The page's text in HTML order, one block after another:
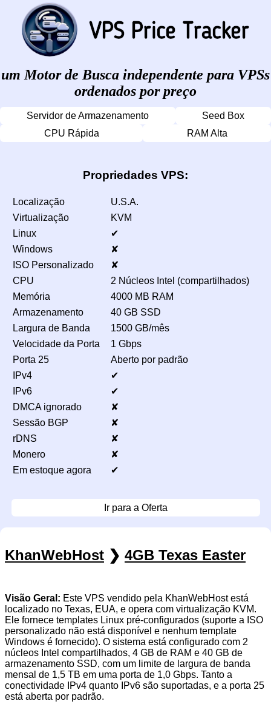
um Motor de Busca independente para VPSs
ordenados por preço
Servidor de Armazenamento
Seed Box
CPU Rápida
RAM Alta
Propriedades VPS:
Localização
U.S.A.
Virtualização
KVM
Linux
✔
Windows
✘
ISO Personalizado
✘
CPU
2 Núcleos Intel (compartilhados)
Memória
4000 MB RAM
Armazenamento
40 GB SSD
Largura de Banda
1500 GB/mês
Velocidade da Porta
1 Gbps
Porta 25
Aberto por padrão
IPv4
✔
IPv6
✔
DMCA ignorado
✘
Sessão BGP
✘
rDNS
✘
Monero
✘
Em estoque agora
✔
Ir para a Oferta
KhanWebHost ❯ 4GB Texas Easter
Visão Geral: Este VPS vendido pela KhanWebHost está
localizado no Texas, EUA, e opera com virtualização KVM.
Ele fornece templates Linux pré-configurados (suporte a ISO
personalizado não está disponível e nenhum template
Windows é fornecido). O sistema está configurado com 2
núcleos Intel compartilhados, 4 GB de RAM e 40 GB de
armazenamento SSD, com um limite de largura de banda
mensal de 1,5 TB em uma porta de 1,0 Gbps. Tanto a
conectividade IPv4 quanto IPv6 são suportadas, e a porta 25
está aberta por padrão.